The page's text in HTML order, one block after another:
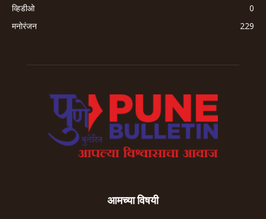
व्हिडीओ
0
मनोरंजन
229
आमच्या विषयी